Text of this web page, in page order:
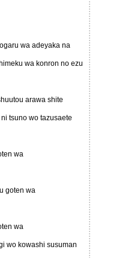
wa adeyaka na
wa konron no ezu
arawa shite
tsuno wo tazusaete
wa
goten wa
wa
wo kowashi susuman